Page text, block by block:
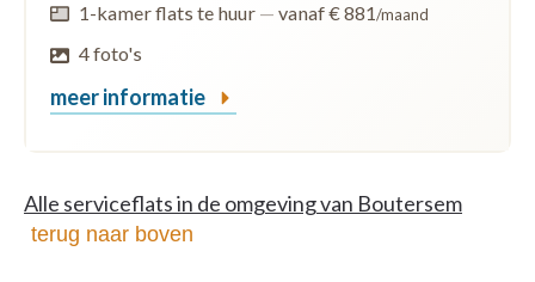
1-kamer flats te huur — vanaf € 881/maand
4 foto's
meer informatie
Alle serviceflats in de omgeving van Boutersem
terug naar boven